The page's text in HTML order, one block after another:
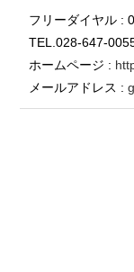
フリーダイヤル :
TEL.028-647-
ホームページ :
メールアドレス :